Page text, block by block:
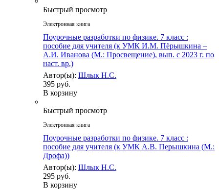
Быстрый просмотр
Электронная книга
Поурочные разработки по физике. 7 класс :
пособие для учителя (к УМК И.М. Пёрышкина –
А.И. Иванова (М.: Просвещение), вып. с 2023 г. по
наст. вр.)
Автор(ы): Шлык Н.С.
395 руб.
В корзину
Быстрый просмотр
Электронная книга
Поурочные разработки по физике. 7 класс :
пособие для учителя (к УМК А.В. Перышкина (М.:
Дрофа))
Автор(ы): Шлык Н.С.
295 руб.
В корзину